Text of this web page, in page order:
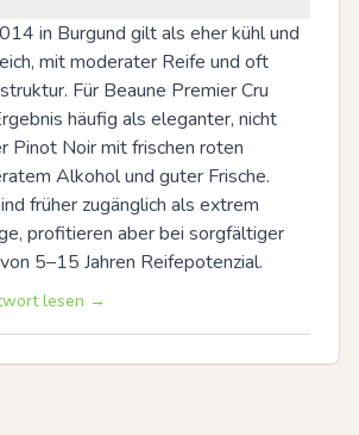
in Burgund gilt als eher kühl und
mit moderater Reife und oft
Für Beaune Premier Cru
häufig als eleganter, nicht
Pinot Noir mit frischen roten
Alkohol und guter Frische.
früher zugänglich als extrem
profitieren aber bei sorgfältiger
5–15 Jahren Reifepotenzial.
lesen →